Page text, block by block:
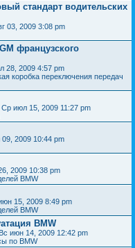
стандарт водительских
03, 2009 3:08 pm
французского
28, 2009 4:57 pm
коробка переключения передач
Ср июл 15, 2009 11:27 pm
2009 10:44 pm
2009 10:38 pm
BMW
15, 2009 8:49 pm
BMW
BMW
Вс июн 14, 2009 12:42 pm
по BMW